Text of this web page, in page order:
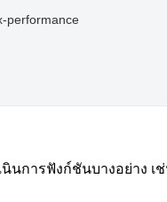
performance
นินการฟังก์ชันบางอย่าง